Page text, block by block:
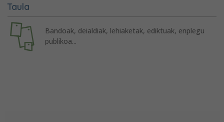
Taula
Bandoak, deialdiak, lehiaketak, ediktuak, enplegu
publikoa...